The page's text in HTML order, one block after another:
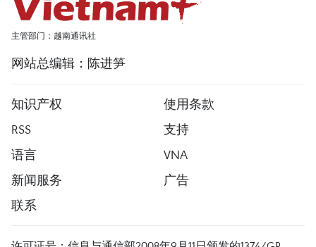
主管部门：越南通讯社
网站总编辑：陈进笋
知识产权
使用条款
RSS
支持
语言
VNA
新闻服务
广告
联系